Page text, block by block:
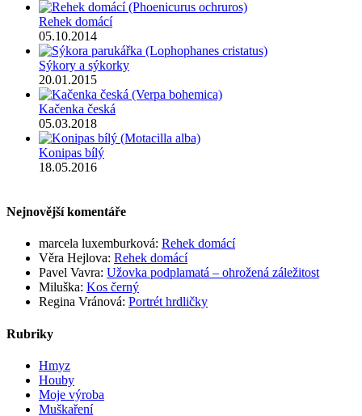
Rehek domácí
05.10.2014
Sýkory a sýkorky
20.01.2015
Kačenka česká
05.03.2018
Konipas bílý
18.05.2016
Nejnovější komentáře
marcela luxemburková: Rehek domácí
Věra Hejlova: Rehek domácí
Pavel Vavra: Užovka podplamatá – ohrožená záležitost
Miluška: Kos černý
Regina Vránová: Portrét hrdličky
Rubriky
Hmyz
Houby
Moje výroba
Muškaření